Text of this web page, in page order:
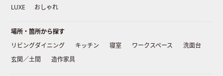
LUXE
おしゃれ
場所・箇所から探す
リビングダイニング
キッチン 寝室 ワークスペース
洗面台
玄関／土間
造作家具